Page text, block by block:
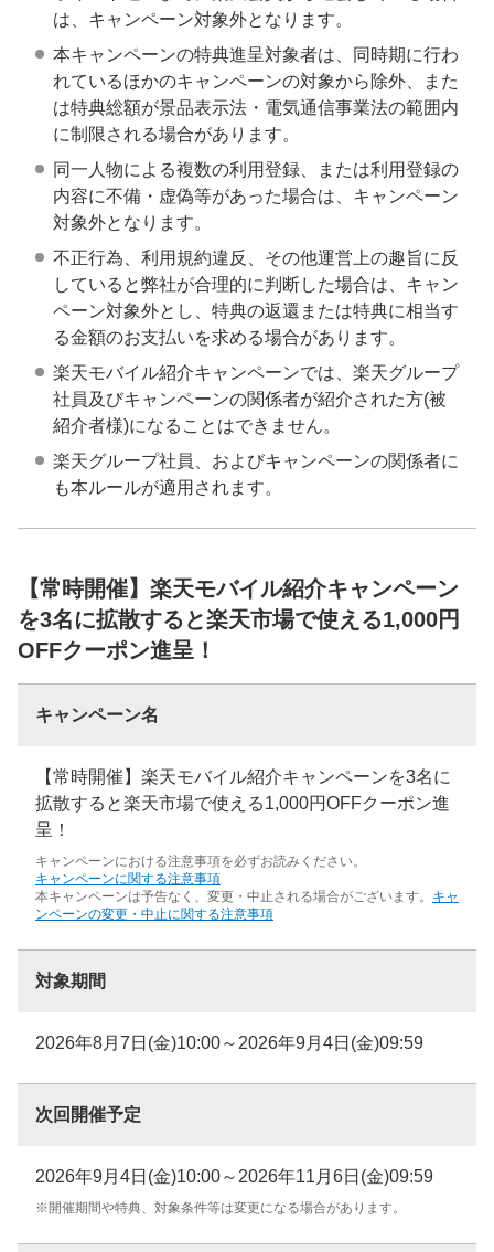
は、キャンペーン対象外となります。
本キャンペーンの特典進呈対象者は、同時期に行わ
れているほかのキャンペーンの対象から除外、また
は特典総額が景品表示法・電気通信事業法の範囲内
に制限される場合があります。
同一人物による複数の利用登録、または利用登録の
内容に不備・虚偽等があった場合は、キャンペーン
対象外となります。
不正行為、利用規約違反、その他運営上の趣旨に反
していると弊社が合理的に判断した場合は、キャン
ペーン対象外とし、特典の返還または特典に相当す
る金額のお支払いを求める場合があります。
楽天モバイル紹介キャンペーンでは、楽天グループ
社員及びキャンペーンの関係者が紹介された方(被
紹介者様)になることはできません。
楽天グループ社員、およびキャンペーンの関係者に
も本ルールが適用されます。
【常時開催】楽天モバイル紹介キャンペーン
を3名に拡散すると楽天市場で使える1,000円
OFFクーポン進呈！
キャンペーン名
【常時開催】楽天モバイル紹介キャンペーンを3名に
拡散すると楽天市場で使える1,000円OFFクーポン進
呈！
キャンペーンにおける注意事項を必ずお読みください。
キャンペーンに関する注意事項
本キャンペーンは予告なく、変更・中止される場合がございます。 キャ
ンペーンの変更・中止に関する注意事項
対象期間
2026年8月7日(金)10:00～2026年9月4日(金)09:59
次回開催予定
2026年9月4日(金)10:00～2026年11月6日(金)09:59
※開催期間や特典、対象条件等は変更になる場合があります。